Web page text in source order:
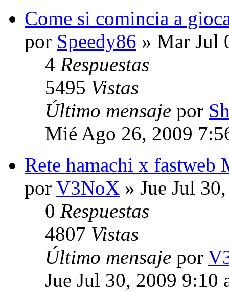
Come si comincia a
por Speedy86 » Mar Jul
4 Respuestas
5495 Vistas
Último mensaje por
Mié Ago 26, 2009
Rete hamachi x fastweb
por V3NoX » Jue Jul
0 Respuestas
4807 Vistas
Último mensaje por
Jue Jul 30, 2009 9:10